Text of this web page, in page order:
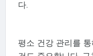
다.
평소 건강 관리를